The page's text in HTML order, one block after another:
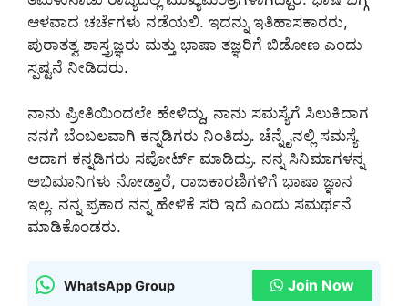
ಆಳವಾದ ಚರ್ಚೆಗಳು ನಡೆಯಲಿ. ಇದನ್ನು ಇತಿಹಾಸಕಾರರು,
ಪುರಾತತ್ವ ಶಾಸ್ತ್ರಜ್ಞರು ಮತ್ತು ಭಾಷಾ ತಜ್ಞರಿಗೆ ಬಿಡೋಣ ಎಂದು
ಸ್ಪಷ್ಟನೆ ನೀಡಿದರು.
ನಾನು ಪ್ರೀತಿಯಿಂದಲೇ ಹೇಳಿದ್ದು, ನಾನು ಸಮಸ್ಯೆಗೆ ಸಿಲುಕಿದಾಗ
ನನಗೆ ಬೆಂಬಲವಾಗಿ ಕನ್ನಡಿಗರು ನಿಂತಿದ್ರು. ಚೆನ್ನೈನಲ್ಲಿ ಸಮಸ್ಯೆ
ಆದಾಗ ಕನ್ನಡಿಗರು ಸಪೋರ್ಟ್ ಮಾಡಿದ್ರು. ನನ್ನ ಸಿನಿಮಾಗಳನ್ನ
ಅಭಿಮಾನಿಗಳು ನೋಡ್ತಾರೆ, ರಾಜಕಾರಣಿಗಳಿಗೆ ಭಾಷಾ ಜ್ಞಾನ
ಇಲ್ಲ. ನನ್ನ ಪ್ರಕಾರ ನನ್ನ ಹೇಳಿಕೆ ಸರಿ ಇದೆ ಎಂದು ಸಮರ್ಥನೆ
ಮಾಡಿಕೊಂಡರು.
WhatsApp Group Join Now